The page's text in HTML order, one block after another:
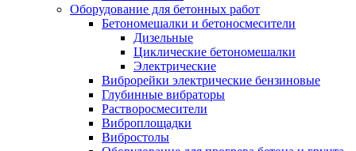
Оборудование для бетонных работ
Бетономешалки и бетоносмесители
Дизельные
Циклические бетономешалки
Электрические
Виброрейки электрические бензиновые
Глубинные вибраторы
Растворосмесители
Виброплощадки
Вибростолы